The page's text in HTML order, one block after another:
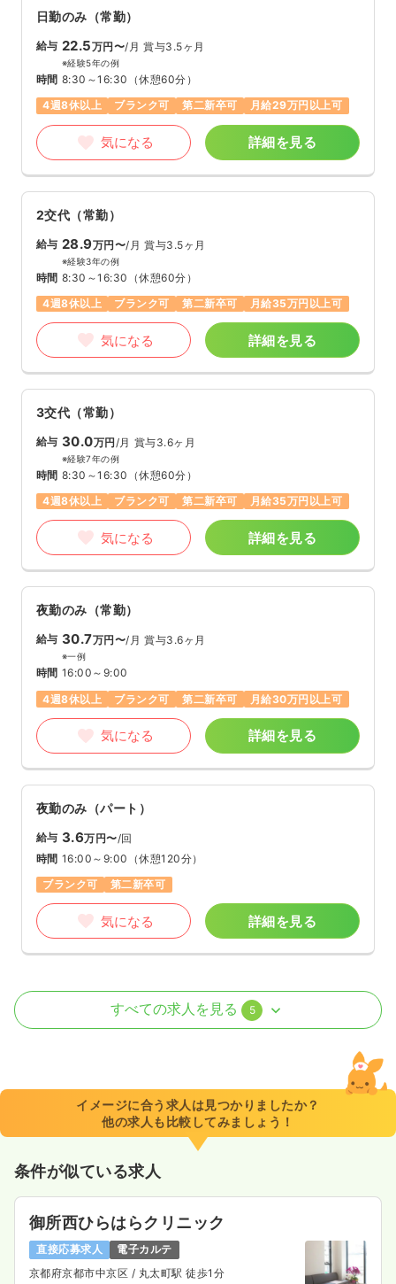
日勤のみ（常勤）
給与 22.5万円〜/月 賞与3.5ヶ月
※経験5年の例
時間 8:30～16:30 （休憩60分）
4週8休以上
ブランク可 第二新卒可 月給29万円以上可
気になる 詳細を見る
2交代（常勤）
給与 28.9万円〜/月 賞与3.5ヶ月
※経験3年の例
時間 8:30～16:30 （休憩60分）
4週8休以上
ブランク可 第二新卒可 月給35万円以上可
気になる 詳細を見る
3交代（常勤）
給与 30.0万円/月 賞与3.6ヶ月
※経験7年の例
時間 8:30～16:30 （休憩60分）
4週8休以上
ブランク可 第二新卒可 月給35万円以上可
気になる 詳細を見る
夜勤のみ（常勤）
給与 30.7万円〜/月 賞与3.6ヶ月
※一例
時間 16:00～9:00
4週8休以上
ブランク可 第二新卒可 月給30万円以上可
気になる 詳細を見る
夜勤のみ（パート）
給与 3.6万円〜/回
時間 16:00～9:00 （休憩120分）
ブランク可
第二新卒可
気になる 詳細を見る
外来 正・准看護師
8:30～16:30（休憩60分）
日祝休み
ブランク可 第二新卒可 月給25万円以上可
気になる
日勤のみ（パート）
給与 時給1,640円〜
すべての求人を見る 5
イメージに合う求人は見つかりましたか？
他の求人も比較してみましょう！
条件が似ている求人
御所西ひらはらクリニック
直接応募求人
電子カルテ
京都府京都市中京区 / 丸太町駅 徒歩1分